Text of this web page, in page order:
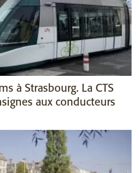
à Strasbourg. La CTS
aux conducteurs